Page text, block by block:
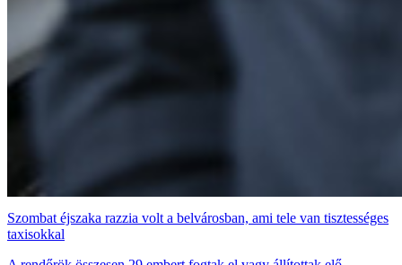
Szombat éjszaka razzia volt a belvárosban, ami tele van tisztességes
taxisokkal